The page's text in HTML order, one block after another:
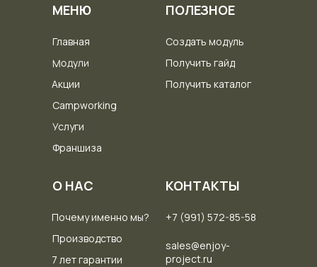
МЕНЮ
Главная
Модули
Campworking
Услуги
Франшиза
Создать модуль
Получить каталог
Почему именно мы?
КОНТАКТЫ
sales@enjoy-
project.ru
+7 (991) 572-85-58
ПОЛЕЗНОЕ
О НАС
Производство
Акции
7 лет гарантии
Получить гайд